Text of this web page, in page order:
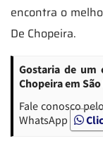
encontra o
De Chopeira.
Gostaria de um
Chopeira em
Fale conosco
WhatsApp